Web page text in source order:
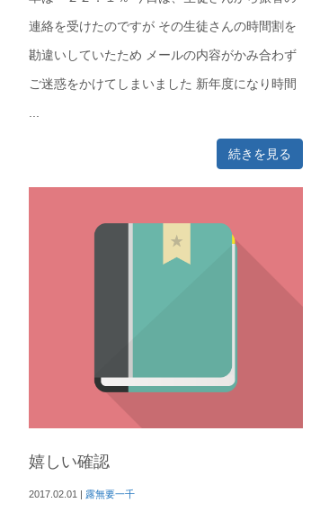
連絡を受けたのですが その生徒さんの時間割を
勘違いしていたため メールの内容がかみ合わず
ご迷惑をかけてしまいました 新年度になり時間
続きを見る
嬉しい確認
2017.02.01 露無要一千